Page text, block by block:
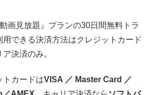
画見放題』プランの30日間無料トラ
できる決済方法はクレジットカード
決済のみ。
トカードはVISA ／ Master Card ／